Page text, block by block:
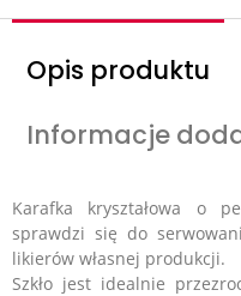
Opis produktu
Informacje
Karafka kryształowa o
sprawdzi się do
likierów własnej produkcji.
Szkło jest idealnie